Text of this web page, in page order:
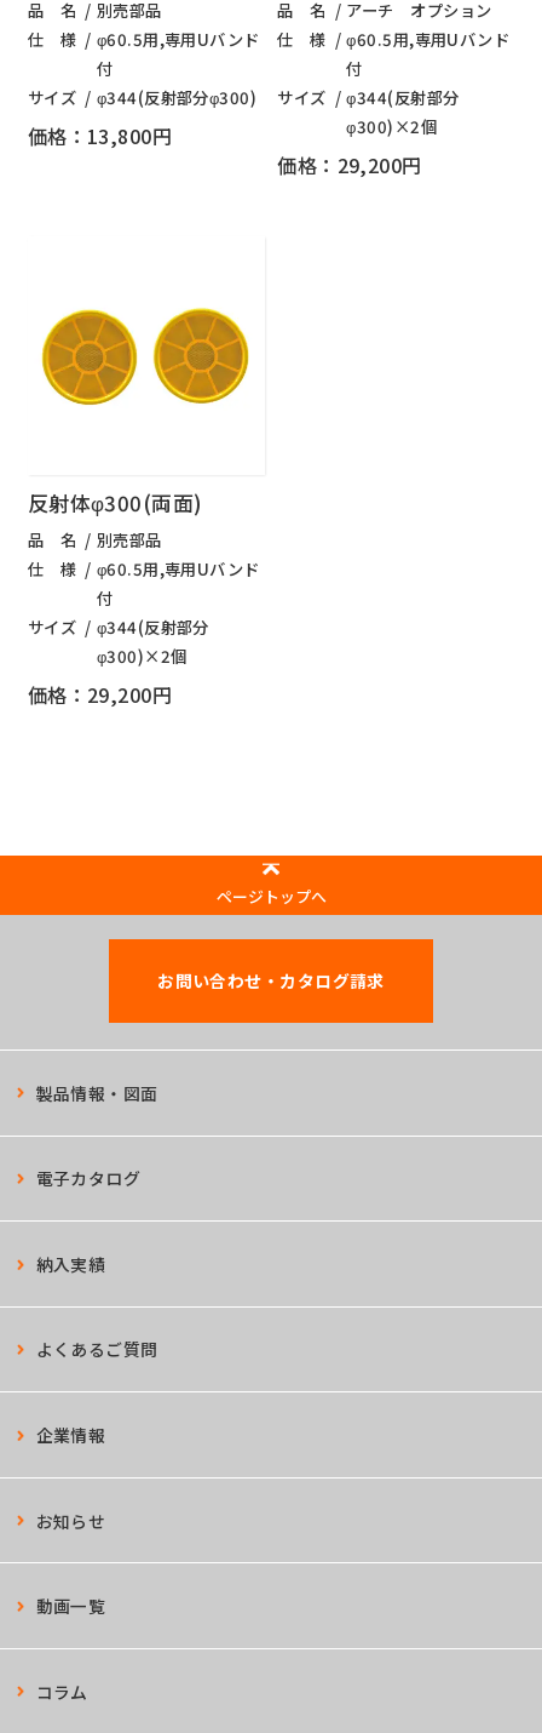
品 名
別売部品
仕 様
φ60.5用,専用Uバンド
付
サイズ
φ344(反射部分φ300)
価格：13,800円
品 名
アーチ オプション
仕 様
φ60.5用,専用Uバンド
付
サイズ
φ344(反射部分
φ300)×2個
価格：29,200円
反射体φ300(両面)
品 名
別売部品
仕 様
φ60.5用,専用Uバンド
付
サイズ
φ344(反射部分
φ300)×2個
価格：29,200円
ページトップへ
製品情報・図面
電子カタログ
納入実績
よくあるご質問
お問い合わせ・カタログ請求
企業情報
お知らせ
動画一覧
コラム